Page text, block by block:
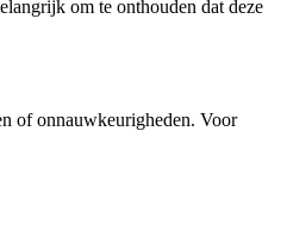
om te onthouden dat deze
of onnauwkeurigheden. Voor